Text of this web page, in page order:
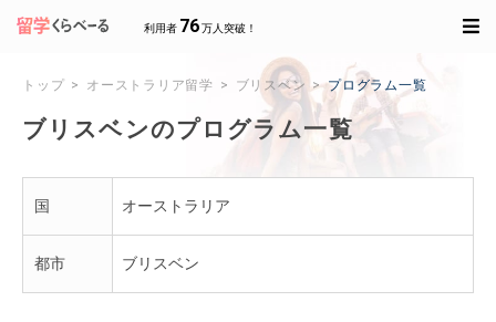
利用者 76万人突破！
トップ オーストラリア留学 ブリスベン プログラム一覧
ブリスベンのプログラム一覧
国 オーストラリア
都市 ブリスベン